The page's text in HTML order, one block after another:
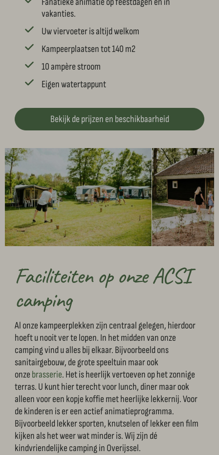
vakanties.
Uw viervoeter is altijd welkom
Kampeerplaatsen tot 140 m2
10 ampère stroom
Eigen watertappunt
Bekijk de prijzen en beschikbaarheid
Faciliteiten op onze ACSI
camping
Al onze kampeerplekken zijn centraal gelegen, hierdoor
hoeft u nooit ver te lopen. In het midden van onze
camping vind u alles bij elkaar. Bijvoorbeeld ons
sanitairgebouw, de grote speeltuin maar ook
onze brasserie. Het is heerlijk vertoeven op het zonnige
terras. U kunt hier terecht voor lunch, diner maar ook
alleen voor een kopje koffie met heerlijke lekkernij. Voor
de kinderen is er een actief animatieprogramma.
Bijvoorbeeld lekker sporten, knutselen of lekker een film
kijken als het weer wat minder is. Wij zijn dé
kindvriendelijke camping in Overijssel.